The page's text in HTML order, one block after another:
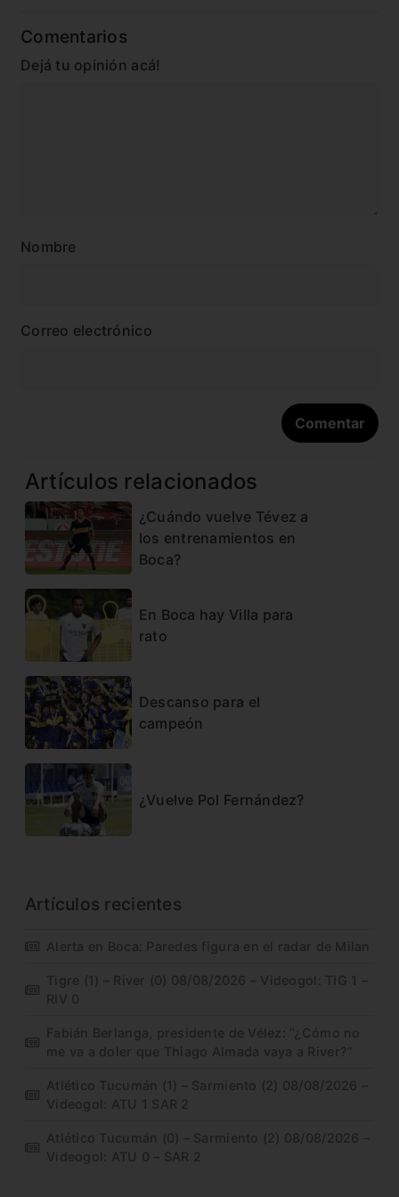
Comentarios
Dejá tu opinión acá!
Nombre
Correo electrónico
Artículos relacionados
¿Cuándo vuelve Tévez a
los entrenamientos en
Boca?
En Boca hay Villa para
rato
Descanso para el
campeón
¿Vuelve Pol Fernández?
Artículos recientes
Alerta en Boca: Paredes figura en el radar de Milan
Tigre (1) – River (0) 08/08/2026 – Videogol: TIG 1 –
RIV 0
Fabián Berlanga, presidente de Vélez: “¿Cómo no
me va a doler que Thiago Almada vaya a River?”
Atlético Tucumán (1) – Sarmiento (2) 08/08/2026 –
Videogol: ATU 1 SAR 2
Atlético Tucumán (0) – Sarmiento (2) 08/08/2026 –
Videogol: ATU 0 – SAR 2